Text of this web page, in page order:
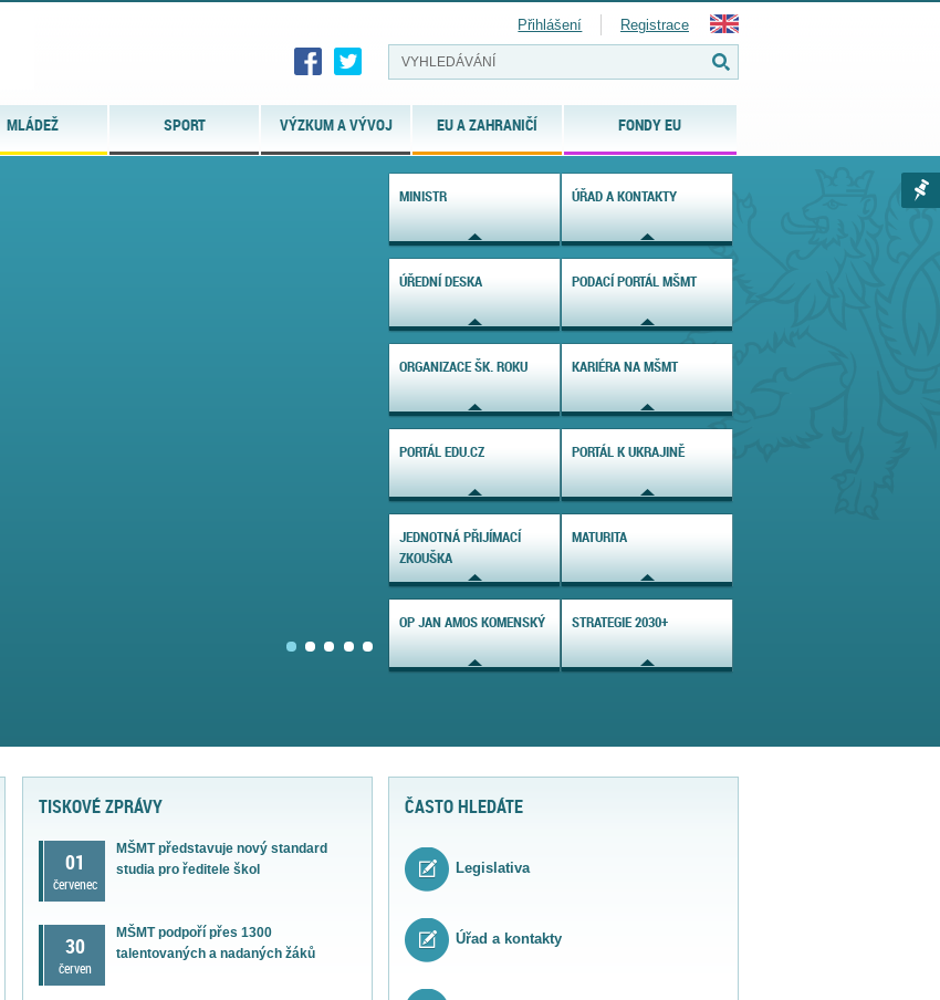
MLÁDEŽ SPORT VÝZKUM A VÝVOJ EU A ZAHRANIČÍ FONDY EU
Přihlášení Registrace
MINISTR ÚŘAD A KONTAKTY
ÚŘEDNÍ DESKA PODACÍ PORTÁL MŠMT
ORGANIZACE ŠK. ROKU KARIÉRA NA MŠMT
PORTÁL EDU.CZ PORTÁL K UKRAJINĚ
JEDNOTNÁ PŘIJÍMACÍ
ZKOUŠKA
MATURITA
OP JAN AMOS KOMENSKÝ STRATEGIE 2030+
TISKOVÉ ZPRÁVY
01
červenec
MŠMT představuje nový standard
studia pro ředitele škol
30
červen
MŠMT podpoří přes 1300
talentovaných a nadaných žáků
ČASTO HLEDÁTE
Legislativa
Úřad a kontakty